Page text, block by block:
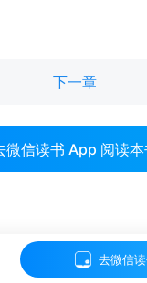
下一章
微信读书 App 阅读本
去微信